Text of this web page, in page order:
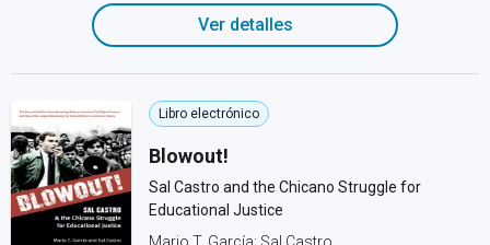
Ver detalles
Libro electrónico
Blowout!
Sal Castro and the Chicano Struggle for
Educational Justice